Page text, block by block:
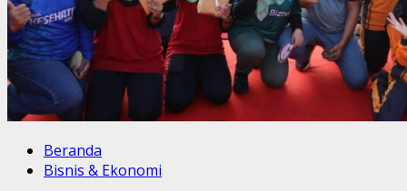
Beranda
Bisnis & Ekonomi